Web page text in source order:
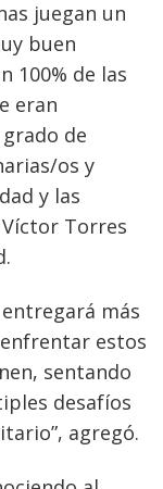
juegan un
buen
100% de las
eran
de
os y
y las
Torres
más
estos
sentando
desafíos
agregó.